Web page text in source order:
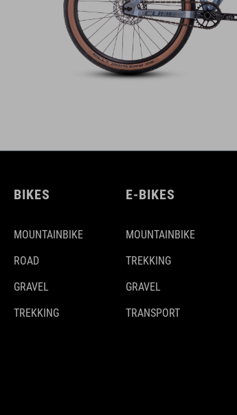
BIKES
MOUNTAINBIKE
ROAD
GRAVEL
TREKKING
E-BIKES
MOUNTAINBIKE
TREKKING
GRAVEL
TRANSPORT